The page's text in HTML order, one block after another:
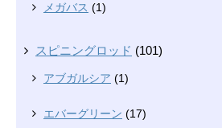
メガバス (1)
スピニングロッド (101)
アブガルシア (1)
エバーグリーン (17)